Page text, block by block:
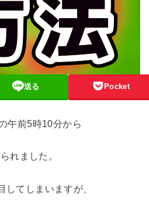
送る Pocket
午前5時10分から
れました。
てしまいますが、